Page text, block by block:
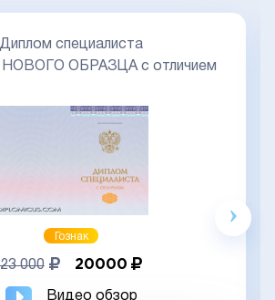
Диплом специалиста
НОВОГО ОБРАЗЦА с отличием
Гознак
23 000 20000
Видео обзор